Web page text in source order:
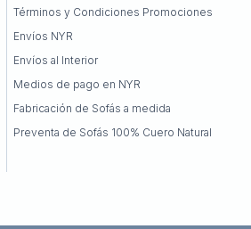
Términos y Condiciones Promociones
Envíos NYR
Envíos al Interior
Medios de pago en NYR
Fabricación de Sofás a medida
Preventa de Sofás 100% Cuero Natural